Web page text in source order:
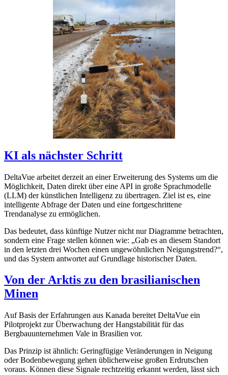
KI als nächster Schritt
DeltaVue arbeitet derzeit an einer Erweiterung des Systems um die
Möglichkeit, Daten direkt über eine API in große Sprachmodelle
(LLM) der künstlichen Intelligenz zu übertragen. Ziel ist es, eine
intelligente Abfrage der Daten und eine fortgeschrittene
Trendanalyse zu ermöglichen.
Das bedeutet, dass künftige Nutzer nicht nur Diagramme betrachten,
sondern eine Frage stellen können wie: „Gab es an diesem Standort
in den letzten drei Wochen einen ungewöhnlichen Neigungstrend?“,
und das System antwortet auf Grundlage historischer Daten.
Von der Arktis zu den brasilianischen
Minen
Auf Basis der Erfahrungen aus Kanada bereitet DeltaVue ein
Pilotprojekt zur Überwachung der Hangstabilität für das
Bergbauunternehmen Vale in Brasilien vor.
Das Prinzip ist ähnlich: Geringfügige Veränderungen in Neigung
oder Bodenbewegung gehen üblicherweise großen Erdrutschen
voraus. Können diese Signale rechtzeitig erkannt werden, lässt sich